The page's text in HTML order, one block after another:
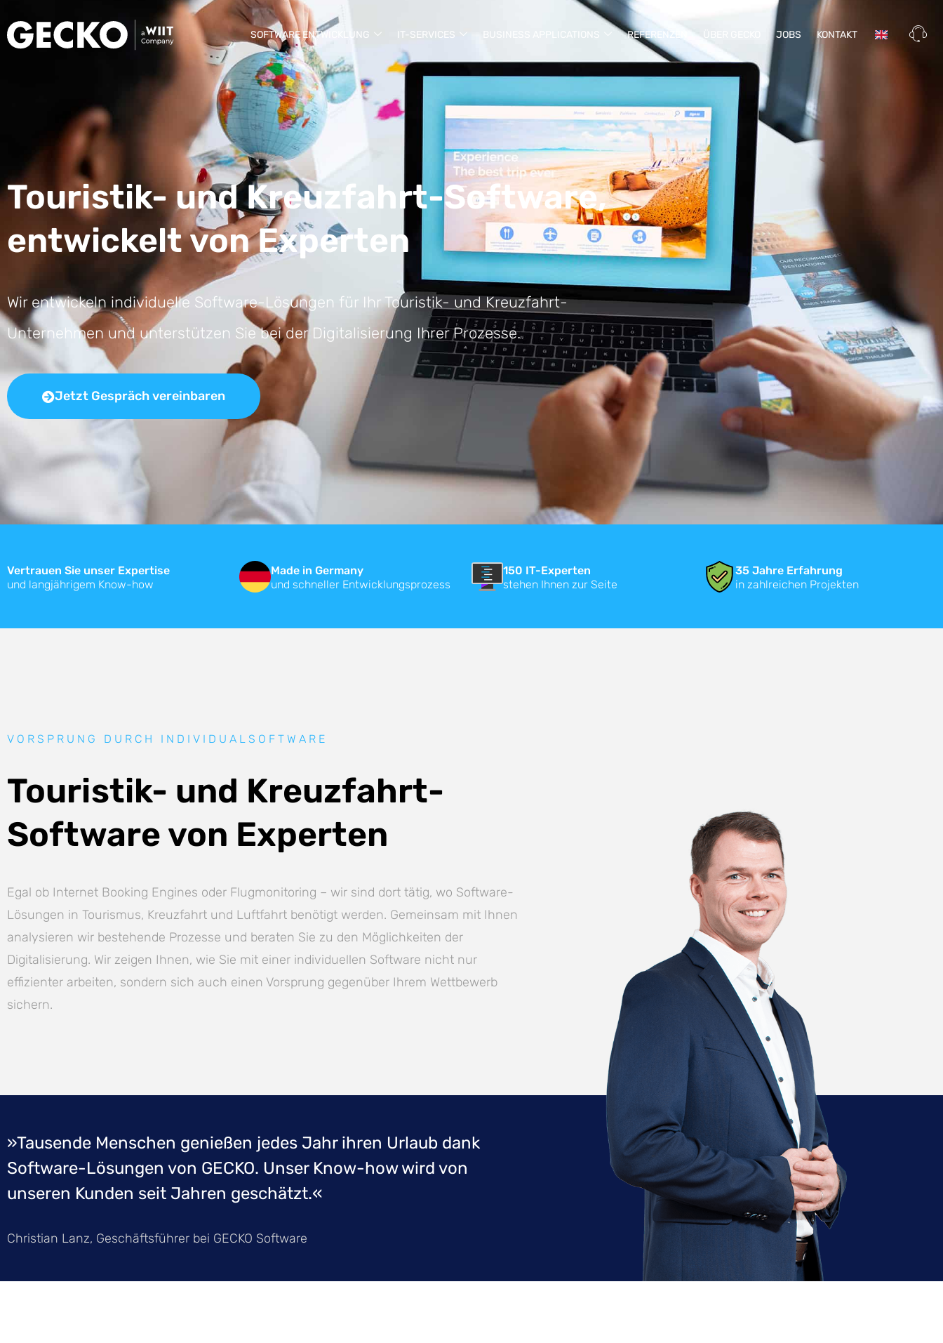
SOFTWARE ENTWICKLUNG IT-SERVICES BUSINESS APPLICATIONS REFERENZEN JOBS KONTAKT
Touristik- und Kreuzfahrt-Software,
entwickelt von Experten
Wir entwickeln individuelle Software-Lösungen für Ihr Touristik- und Kreuzfahrt-
Unternehmen und unterstützen Sie bei der Digitalisierung Ihrer Prozesse.
Jetzt Gespräch vereinbaren
Vertrauen Sie unser Expertise
und langjährigem Know-how
Made in Germany
und schneller Entwicklungsprozess
150 IT-Experten
stehen Ihnen zur Seite
35 Jahre Erfahrung
in zahlreichen Projekten
VORSPRUNG DURCH INDIVIDUALSOFTWARE
Touristik- und Kreuzfahrt-
Software von Experten
Egal ob Internet Booking Engines oder Flugmonitoring – wir sind dort tätig, wo Software-
Lösungen in Tourismus, Kreuzfahrt und Luftfahrt benötigt werden. Gemeinsam mit Ihnen
analysieren wir bestehende Prozesse und beraten Sie zu den Möglichkeiten der
Digitalisierung. Wir zeigen Ihnen, wie Sie mit einer individuellen Software nicht nur
effizienter arbeiten, sondern sich auch einen Vorsprung gegenüber Ihrem Wettbewerb
sichern.
»Tausende Menschen genießen jedes Jahr ihren Urlaub dank
Software-Lösungen von GECKO. Unser Know-how wird von
unseren Kunden seit Jahren geschätzt.«
Christian Lanz, Geschäftsführer bei GECKO Software​